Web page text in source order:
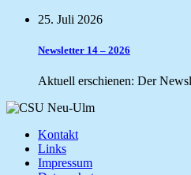
25. Juli 2026
Newsletter 14 – 2026
Aktuell erschienen: Der
Kontakt
Links
Impressum